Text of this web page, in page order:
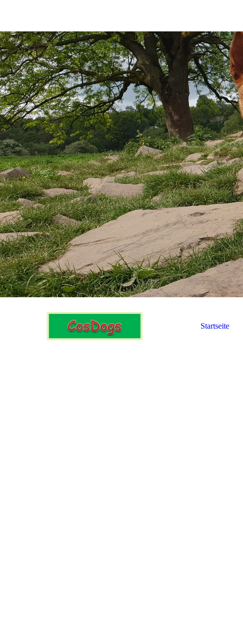
Startseite